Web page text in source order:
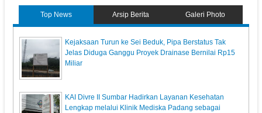
Top News Arsip Berita Galeri Photo
Kejaksaan Turun ke Sei Beduk, Pipa Berstatus Tak
Jelas Diduga Ganggu Proyek Drainase Bernilai Rp15
Miliar
KAI Divre II Sumbar Hadirkan Layanan Kesehatan
Lengkap melalui Klinik Mediska Padang sebagai